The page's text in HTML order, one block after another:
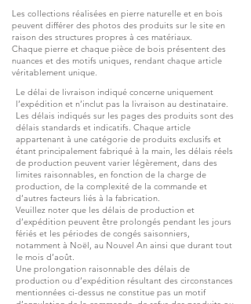
Les collections réalisées en pierre naturelle et en bois
peuvent différer des photos des produits sur le site en
raison des structures propres à ces matériaux.
Chaque pierre et chaque pièce de bois présentent des
nuances et des motifs uniques, rendant chaque article
véritablement unique.
Le délai de livraison indiqué concerne uniquement
l’expédition et n’inclut pas la livraison au destinataire.
Les délais indiqués sur les pages des produits sont des
délais standards et indicatifs. Chaque article
appartenant à une catégorie de produits exclusifs et
étant principalement fabriqué à la main, les délais réels
de production peuvent varier légèrement, dans des
limites raisonnables, en fonction de la charge de
production, de la complexité de la commande et
d’autres facteurs liés à la fabrication.
Veuillez noter que les délais de production et
d’expédition peuvent être prolongés pendant les jours
fériés et les périodes de congés saisonniers,
notamment à Noël, au Nouvel An ainsi que durant tout
le mois d’août.
Une prolongation raisonnable des délais de
production ou d’expédition résultant des circonstances
mentionnées ci-dessus ne constitue pas un motif